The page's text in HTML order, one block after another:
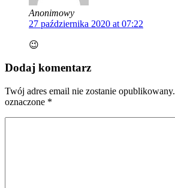
Anonimowy
27 października 2020 at 07:22
😉
Dodaj komentarz
Twój adres email nie zostanie opublikowany.
oznaczone *